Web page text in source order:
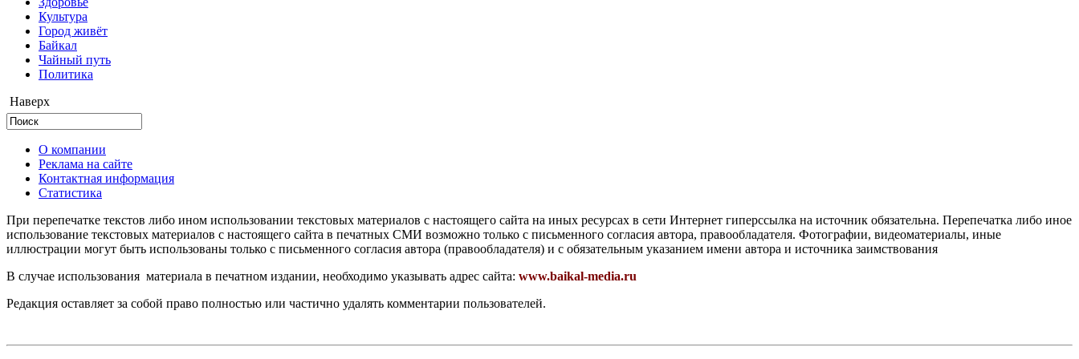
Культура
Город живёт
Байкал
Чайный путь
Политика
Наверх
О компании
Реклама на сайте
Контактная информация
Статистика
При перепечатке текстов либо ином использовании текстовых материалов с настоящего сайта на иных ресурсах в сети Интернет гиперссылка на источник обязательна. Перепечатка либо иное
использование текстовых материалов с настоящего сайта в печатных СМИ возможно только с письменного согласия автора, правообладателя. Фотографии, видеоматериалы, иные
иллюстрации могут быть использованы только с письменного согласия автора (правообладателя) и с обязательным указанием имени автора и источника заимствования
В случае использования материала в печатном издании, необходимо указывать адрес сайта: www.baikal-media.ru
Редакция оставляет за собой право полностью или частично удалять комментарии пользователей.